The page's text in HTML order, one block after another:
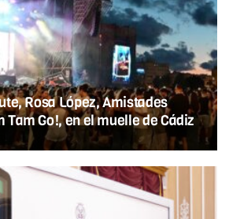
Rosa López, Amistades
Tam Go!, en el muelle de Cádiz